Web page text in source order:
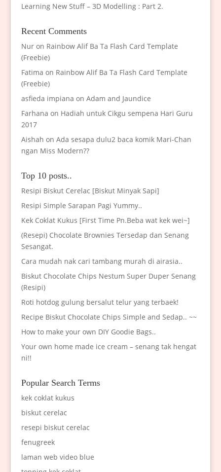
Learning New Stuff – 3D Modelling : Part 2.
Recent Comments
Nuron Rainbow Alif Ba Ta Flash Card Template
(Freebie)
Fatima on Rainbow Alif Ba Ta Flash Card Template
(Freebie)
asfieda impiana on Adam and Jaundice
Farhana on Hadiah untuk Cikgu sempena Hari Guru
2017
Aishah on Ada sesapa dulu2 baca komik Mari-Chan
ngan Miss Modern??
Top 10 posts..
Resipi Biskut Cerelac [Biskut Minyak Sapi]
Resipi Simple Sarapan Pagi Yummy..
Kek Coklat Kukus [First Time Pn.Beba wat kek wei~]
(Resepi) Chocolate Brownies Tersedap dan Senang
Sesangat.
Cara mudah nak cari tambang murah di airasia..
Biskut Chocolate Chips Nestum Super Duper Senang
(Resipi)
Roti hotdog gulung bersalut telur yang terbaek!
Recipe Biskut Chocolate Chips Simple and Sedap.. ~~
How to make your own DIY Goodie Bags..
Your own home made ice cream – senang tak hengat
ni!!
Popular Search Terms
kek coklat kukus
biskut cerelac
resepi biskut cerelac
fenugreek
laman web video blue